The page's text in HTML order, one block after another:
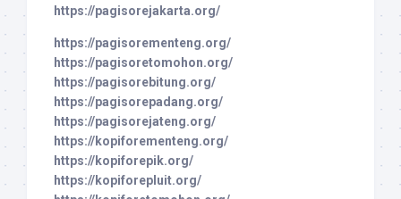
https://pagisorejakarta.org/
https://pagisorementeng.org/
https://pagisoretomohon.org/
https://pagisorebitung.org/
https://pagisorepadang.org/
https://pagisorejateng.org/
https://kopiforementeng.org/
https://kopiforepik.org/
https://kopiforepluit.org/